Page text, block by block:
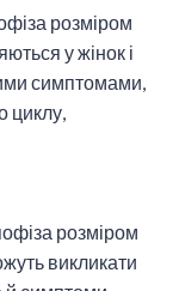
розміром
у жінок і
симптомами,
циклу,
розміром
викликати